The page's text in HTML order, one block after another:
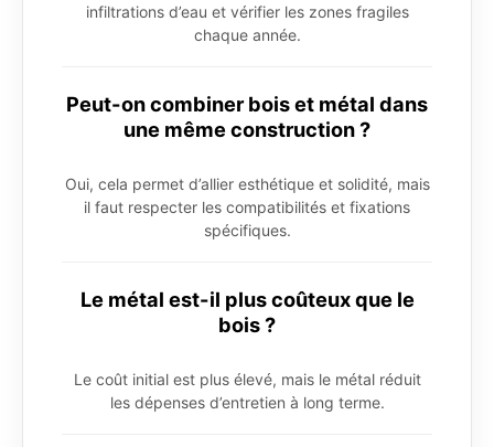
infiltrations d’eau et vérifier les zones fragiles
chaque année.
Peut-on combiner bois et métal dans
une même construction ?
Oui, cela permet d’allier esthétique et solidité, mais
il faut respecter les compatibilités et fixations
spécifiques.
Le métal est-il plus coûteux que le
bois ?
Le coût initial est plus élevé, mais le métal réduit
les dépenses d’entretien à long terme.